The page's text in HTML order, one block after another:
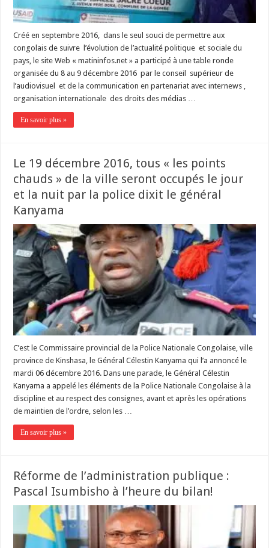
Créé en septembre 2016, dans le seul souci de permettre aux
congolais de suivre l’évolution de l’actualité politique et sociale du
pays, le site Web « matininfos.net » a participé à une table ronde
organisée du 8 au 9 décembre 2016 par le conseil supérieur de
l’audiovisuel et de la communication en partenariat avec internews ,
organisation internationale des droits des médias …
En savoir plus »
Le 19 décembre 2016, tous « les points
chauds » de la ville seront occupés le jour
et la nuit par la police dixit le général
Kanyama
C’est le Commissaire provincial de la Police Nationale Congolaise, ville
province de Kinshasa, le Général Célestin Kanyama qui l’a annoncé le
mardi 06 décembre 2016. Dans une parade, le Général Célestin
Kanyama a appelé les éléments de la Police Nationale Congolaise à la
discipline et au respect des consignes, avant et après les opérations
de maintien de l’ordre, selon les …
En savoir plus »
Réforme de l’administration publique :
Pascal Isumbisho à l’heure du bilan!